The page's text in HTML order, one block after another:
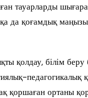
тауарларды
да қоғамдық
қолдау, білім
педагогикалық
қоршаған ортаны